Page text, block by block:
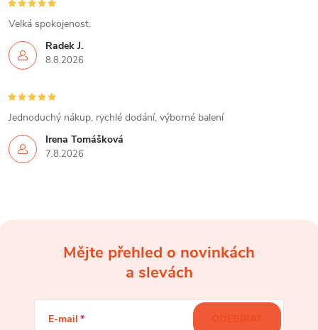
v
k
y
v
ý
p
Radek J.
8.8.2026
Velká spokojenost.
Irena Tomášková
7.8.2026
Jednoduchý nákup, rychlé dodání, výborné balení
Mějte přehled o novinkách
a slevách
E-mail ODEBÍRAT